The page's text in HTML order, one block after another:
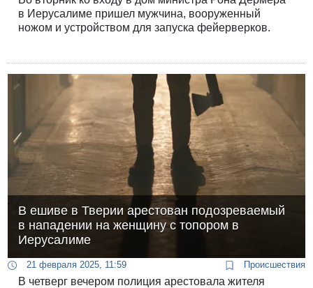
в Иерусалиме пришел мужчина, вооруженный
ножом и устройством для запуска фейерверков.
В ешиве в Тверии арестован подозреваемый
в нападении на женщину с топором в
Иерусалиме
21 февраля 2025, 11:59 Происшествия
В четверг вечером полиция арестовала жителя